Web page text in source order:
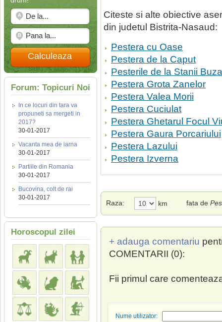
Calculeaza
Forum: Topicuri Noi
In ce locuri din tara va
propuneti sa mergeti in
2017?
30-01-2017
Vacanta mea de iarna
30-01-2017
Partiile din Romania
30-01-2017
Bucovina, colt de rai
30-01-2017
Horoscopul zilei
Citeste si alte obiective
din judetul Bistrita-Nasaud:
Pestera cu Oase
Pestera de la Caput
Pesterile de la Stanii
Pestera Grota Zanelor
Pestera Valea Morii
Pestera Cuciulat
Pestera Ghetarul Focul
Pestera Gaura Porcariului
Pestera Lazului
Pestera Izverna
Raza: km fata de
+ adauga comentariu
COMENTARII (0):
Fii primul care
Nume utilizator: